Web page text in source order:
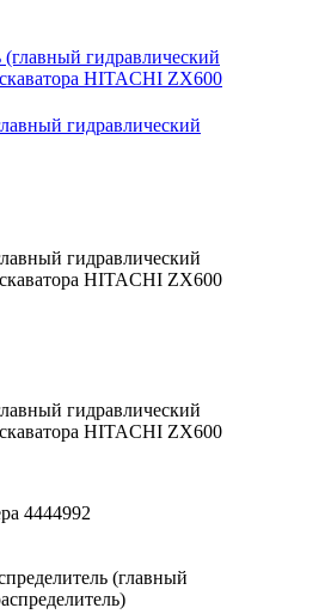
гидравлический
гидравлический
HITACHI ZX600
гидравлический
HITACHI ZX600
4444992
(главный